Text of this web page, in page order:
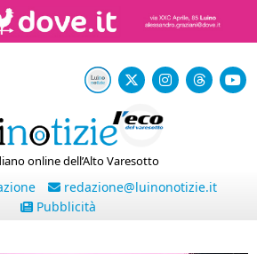
online dell’Alto Varesotto
redazione@luinonotizie.it
Pubblicità